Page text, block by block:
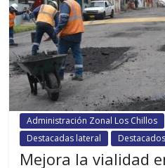
Administración Zonal Los Chillos
Destacadas lateral
Destacados
Mejora la vialidad